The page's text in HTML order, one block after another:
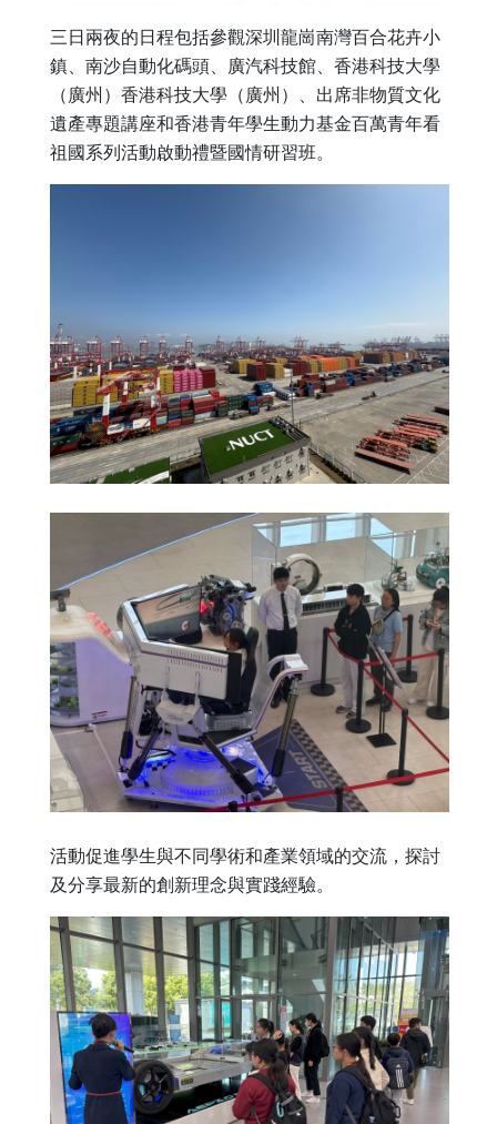
三日兩夜的日程包括參觀深圳龍崗南灣百合花卉小
鎮、南沙自動化碼頭、廣汽科技館、香港科技大學
（廣州）香港科技大學（廣州）、出席非物質文化
遺產專題講座和香港青年學生動力基金百萬青年看
祖國系列活動啟動禮暨國情研習班。
活動促進學生與不同學術和產業領域的交流，探討
及分享最新的創新理念與實踐經驗。